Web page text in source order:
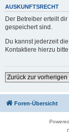
AUSKUNFTSRECHT
Der Betreiber erteilt
gespeichert sind.
Du kannst jederzeit
Kontaktiere hierzu
Zurück zur vorherigen
Foren-Übersicht